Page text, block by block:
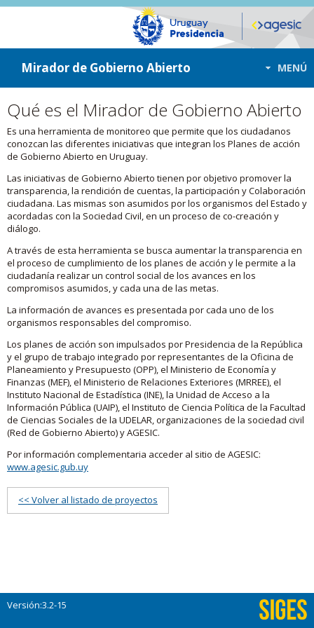
ir a contenido
ir al menú
Mirador de Gobierno Abierto MENÚ
Qué es el Mirador de Gobierno Abierto
Es una herramienta de monitoreo que permite que los ciudadanos
conozcan las diferentes iniciativas que integran los Planes de acción
de Gobierno Abierto en Uruguay.
Las iniciativas de Gobierno Abierto tienen por objetivo promover la
transparencia, la rendición de cuentas, la participación y Colaboración
ciudadana. Las mismas son asumidos por los organismos del Estado y
acordadas con la Sociedad Civil, en un proceso de co-creación y
diálogo.
A través de esta herramienta se busca aumentar la transparencia en
el proceso de cumplimiento de los planes de acción y le permite a la
ciudadanía realizar un control social de los avances en los
compromisos asumidos, y cada una de las metas.
La información de avances es presentada por cada uno de los
organismos responsables del compromiso.
Los planes de acción son impulsados por Presidencia de la República
y el grupo de trabajo integrado por representantes de la Oficina de
Planeamiento y Presupuesto (OPP), el Ministerio de Economía y
Finanzas (MEF), el Ministerio de Relaciones Exteriores (MRREE), el
Instituto Nacional de Estadística (INE), la Unidad de Acceso a la
Información Pública (UAIP), el Instituto de Ciencia Política de la Facultad
de Ciencias Sociales de la UDELAR, organizaciones de la sociedad civil
(Red de Gobierno Abierto) y AGESIC.
Por información complementaria acceder al sitio de AGESIC:
www.agesic.gub.uy
<< Volver al listado de proyectos
Versión:3.2-15